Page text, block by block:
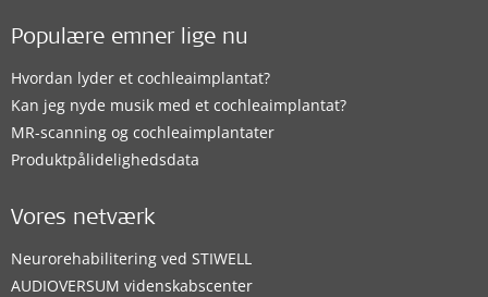
Populære emner lige nu
Hvordan lyder et cochleaimplantat?
Kan jeg nyde musik med et cochleaimplantat?
MR-scanning og cochleaimplantater
Produktpålidelighedsdata
Vores netværk
Neurorehabilitering ved STIWELL
AUDIOVERSUM videnskabscenter